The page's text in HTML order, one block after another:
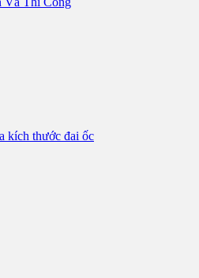
kích thước đai ốc